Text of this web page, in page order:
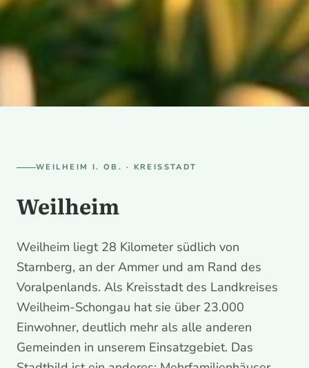
Weilheim
Winterdienst, Gebäudereinigung und
WEILHEIM I. OB. · KREISSTADT
Weilheim
Weilheim liegt 28 Kilometer südlich von
Starnberg, an der Ammer und am Rand des
Voralpenlands. Als Kreisstadt des Landkreises
Weilheim-Schongau hat sie über 23.000
Einwohner, deutlich mehr als alle anderen
Gemeinden in unserem Einsatzgebiet. Das